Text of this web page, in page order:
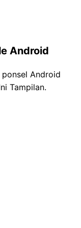
Android
Android
Tampilan.